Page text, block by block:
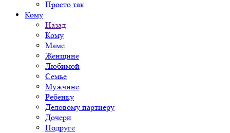
Просто так
Кому
Назад
Кому
Маме
Женщине
Любимой
Семье
Мужчине
Ребенку
Деловому партнеру
Дочери
Подруге